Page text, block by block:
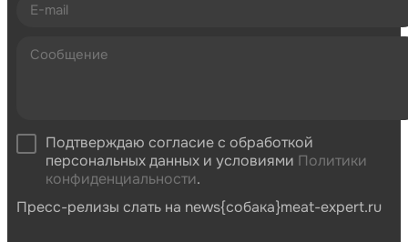
Подтверждаю согласие с обработкой
персональных данных и условиями Политики
конфиденциальности.
Пресс-релизы слать на news{собака}meat-expert.ru